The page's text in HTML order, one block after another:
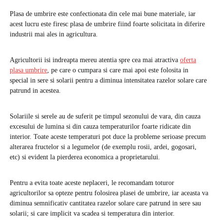
Plasa de umbrire este confectionata din cele mai bune materiale, iar
acest lucru este firesc plasa de umbrire fiind foarte solicitata in diferire
industrii mai ales in agricultura.
Agricultorii isi indreapta mereu atentia spre cea mai atractiva oferta
plasa umbrire, pe care o cumpara si care mai apoi este folosita in
special in sere si solarii pentru a diminua intensitatea razelor solare care
patrund in acestea.
Solariile si serele au de suferit pe timpul sezonului de vara, din cauza
excesului de lumina si din cauza temperaturilor foarte ridicate din
interior. Toate aceste temperaturi pot duce la probleme serioase precum
alterarea fructelor si a legumelor (de exemplu rosii, ardei, gogosari,
etc) si evident la pierderea economica a proprietarului.
Pentru a evita toate aceste neplaceri, le recomandam toturor
agricultorilor sa opteze pentru folosirea plasei de umbrire, iar aceasta va
diminua semnificativ cantitatea razelor solare care patrund in sere sau
solarii; si care implicit va scadea si temperatura din interior.